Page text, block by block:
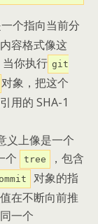
个指向当前分
容格式像这
当你执行 git
对象，把这个
用的 SHA-1
义上像是一个
个 tree
，包含
对象的指
在不断向前推
一个